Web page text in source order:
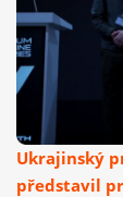
Ukrajinský
představil